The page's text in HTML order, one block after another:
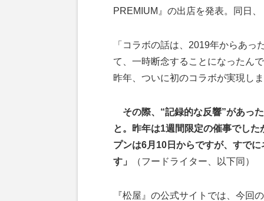
PREMIUM』の出店を発表。同日
「コラボの話は、2019年からあ
て、一時断念することになったん
昨年、ついに初のコラボが実現し
その際、“記録的な反響”があっ
と。昨年は1週間限定の催事でし
プンは6月10日からですが、すで
す」
（フードライター、以下同）
『松屋』の公式サイトでは、今回